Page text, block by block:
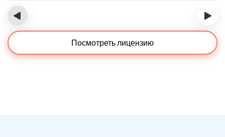
‹ ›
Посмотреть лицензию